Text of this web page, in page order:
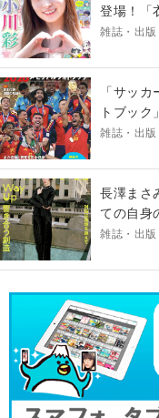
登場！「
雑誌・出版
「サッ
トブッ
雑誌・出版
長澤まさ
ての自身
雑誌・出版